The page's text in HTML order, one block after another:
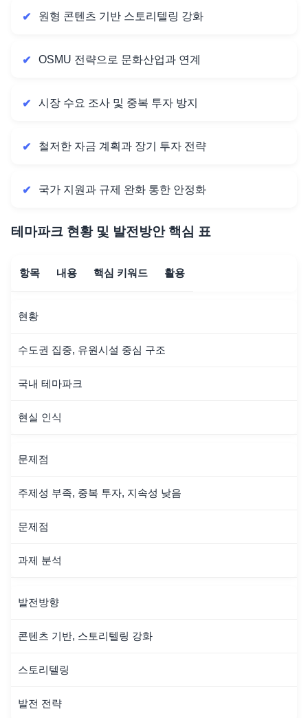
원형 콘텐츠 기반 스토리텔링 강화
OSMU 전략으로 문화산업과 연계
시장 수요 조사 및 중복 투자 방지
철저한 자금 계획과 장기 투자 전략
국가 지원과 규제 완화 통한 안정화
테마파크 현황 및 발전방안 핵심 표
항목 내용 핵심 키워드 활용
현황
수도권 집중, 유원시설 중심 구조
국내 테마파크
현실 인식
문제점
주제성 부족, 중복 투자, 지속성 낮음
문제점
과제 분석
발전방향
콘텐츠 기반, 스토리텔링 강화
스토리텔링
발전 전략